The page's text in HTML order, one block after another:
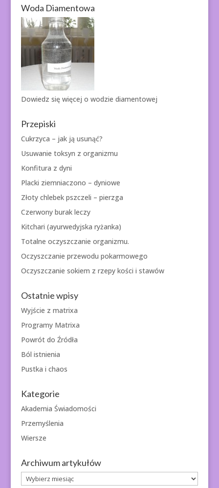
Woda Diamentowa
Dowiedz się więcej o wodzie diamentowej
Przepiski
Cukrzyca – jak ją usunąć?
Usuwanie toksyn z organizmu
Konfitura z dyni
Placki ziemniaczono – dyniowe
Złoty chlebek pszczeli – pierzga
Czerwony burak leczy
Kitchari (ayurwedyjska ryżanka)
Totalne oczyszczanie organizmu.
Oczyszczanie przewodu pokarmowego
Oczyszczanie sokiem z rzepy kości i stawów
Ostatnie wpisy
Wyjście z matrixa
Programy Matrixa
Powrót do Źródła
Ból istnienia
Pustka i chaos
Kategorie
Akademia Świadomości
Przemyślenia
Wiersze
Archiwum artykułów
Archiwum